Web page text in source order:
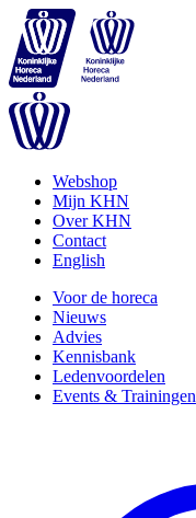
Webshop
Mijn KHN
Over KHN
Contact
English
Voor de horeca
Nieuws
Advies
Kennisbank
Ledenvoordelen
Events & Trainingen